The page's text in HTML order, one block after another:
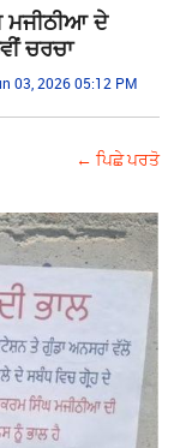
ਮਜੀਠੀਆ ਦੇ
ਚਰਚਾ
03, 2026 05:12 PM
← ਪਿਛੇ ਪਰਤੋ